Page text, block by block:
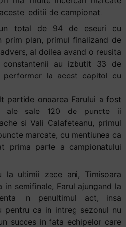
editii de campionat.
total de 94 de eseuri cu
prim plan, primul finalizand de
al doilea avand o reusita
au izbutit 33 de
performer la acest capitol cu
partide onoarea Farului a fost
ale sale 120 de puncte ii
si Vali Calafeteanu, primul
marcate, cu mentiunea ca
prima parte a campionatului
la ultimii zece ani, Timisoara
semifinale, Farul ajungand la
in penultimul act, insa
pentru ca in intreg sezonul nu
succes in fata echipelor care